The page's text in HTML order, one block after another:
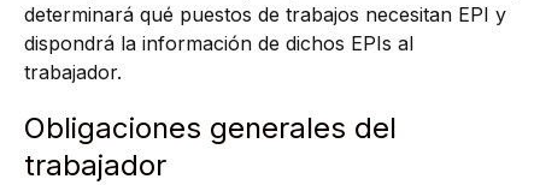
determinará qué puestos de trabajos necesitan EPI y
dispondrá la información de dichos EPIs al
trabajador.
Obligaciones generales del
trabajador